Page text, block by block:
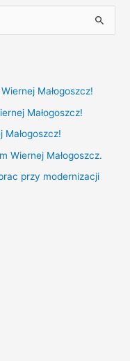
Małogoszcz!
Małogoszcz!
Wiernej Małogoszcz.
przy modernizacji